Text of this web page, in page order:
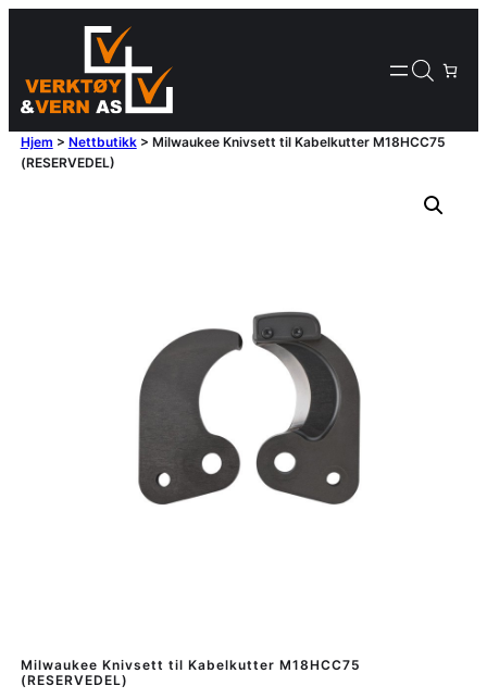
Hjem > Nettbutikk> Milwaukee Knivsett til Kabelkutter M18HCC75
(RESERVEDEL)
Milwaukee Knivsett til Kabelkutter M18HCC75
(RESERVEDEL)